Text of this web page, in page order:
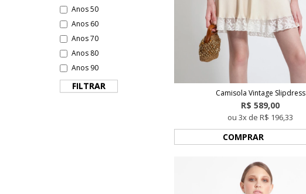
Anos 50
Anos 60
Anos 70
Anos 80
Anos 90
FILTRAR
Camisola Vintage Slipdress
R$ 589,00
ou 3x de R$ 196,33
COMPRAR